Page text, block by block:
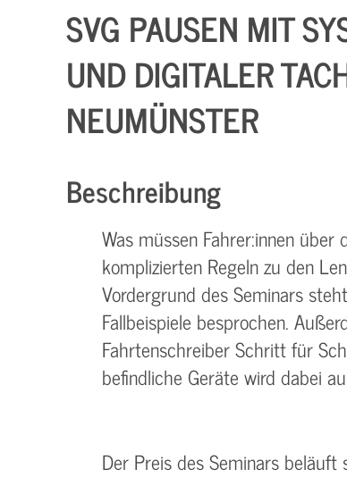
SVG PAUSEN MIT
UND DIGITALER
NEUMÜNSTER
Beschreibung
Was müssen Fahrer:innen
komplizierten Regeln zu den
Vordergrund des Seminars
Fallbeispiele besprochen.
Fahrtenschreiber Schritt für
befindliche Geräte wird dabei
Der Preis des Seminars